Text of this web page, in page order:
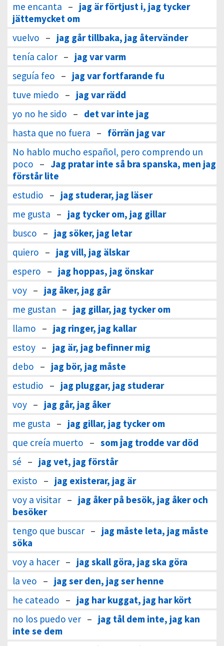
me encanta – jag är förtjust i, jag tycker
jättemycket om
vuelvo – jag går tillbaka, jag återvänder
tenía calor – jag var varm
seguía feo – jag var fortfarande fu
tuve miedo – jag var rädd
yo no he sido – det var inte jag
hasta que no fuera – förrän jag var
No hablo mucho español, pero comprendo un
poco – Jag pratar inte så bra spanska, men jag
förstår lite
estudio – jag studerar, jag läser
me gusta – jag tycker om, jag gillar
busco – jag söker, jag letar
quiero – jag vill, jag älskar
espero – jag hoppas, jag önskar
voy – jag åker, jag går
me gustan – jag gillar, jag tycker om
llamo – jag ringer, jag kallar
estoy – jag är, jag befinner mig
debo – jag bör, jag måste
estudio – jag pluggar, jag studerar
voy – jag går, jag åker
me gusta – jag gillar, jag tycker om
que creía muerto – som jag trodde var död
sé – jag vet, jag förstår
existo – jag existerar, jag är
voy a visitar – jag åker på besök, jag åker och
besöker
tengo que buscar – jag måste leta, jag måste
söka
voy a hacer – jag skall göra, jag ska göra
la veo – jag ser den, jag ser henne
he cateado – jag har kuggat, jag har kört
no los puedo ver – jag tål dem inte, jag kan
inte se dem